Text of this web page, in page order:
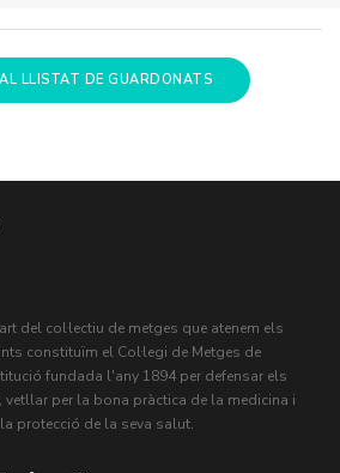
LLISTAT DE GUARDONATS
del col·lectiu de metges que atenem els
constituïm el Col·legi de Metges de
fundada l'any 1894 per defensar els
per la bona pràctica de la medicina i
protecció de la seva salut.